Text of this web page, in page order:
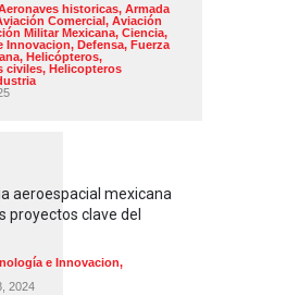
historicas, Armada
Comercial, Aviación
Militar Mexicana, Ciencia,
Innovacion, Defensa, Fuerza
, Helicópteros,
civiles, Helicopteros
aeroespacial mexicana
proyectos clave del
e Innovacion,
2024